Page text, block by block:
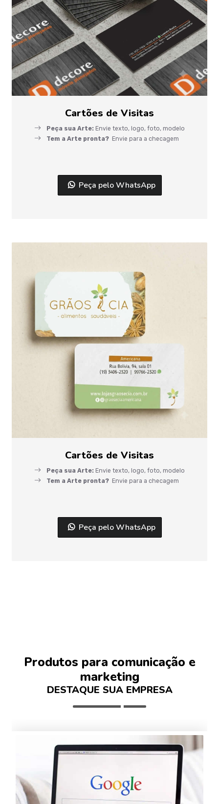
Cartões de Visitas
Peça sua Arte: Envie texto, logo, foto, modelo
Tem a Arte pronta? Envie para a checagem
Peça pelo WhatsApp
Cartões de Visitas
Peça sua Arte: Envie texto, logo, foto, modelo
Tem a Arte pronta? Envie para a checagem
Peça pelo WhatsApp
Produtos para comunicação e
marketing
DESTAQUE SUA EMPRESA